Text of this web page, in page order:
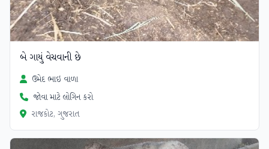
બે ગાયું વેચવાની છે
ઉમેદ ભાઇ વાળા
જોવા માટે લોગિન કરો
રાજકોટ, ગુજરાત